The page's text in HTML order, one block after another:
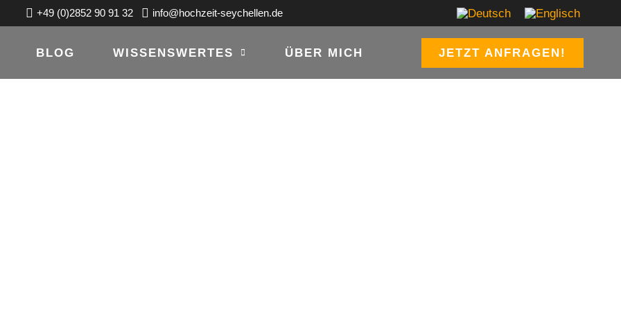
+49 (0)2852 90 91 32 info@hochzeit-seychellen.de
BLOG WISSENSWERTES ÜBER MICH JETZT ANFRAGEN!